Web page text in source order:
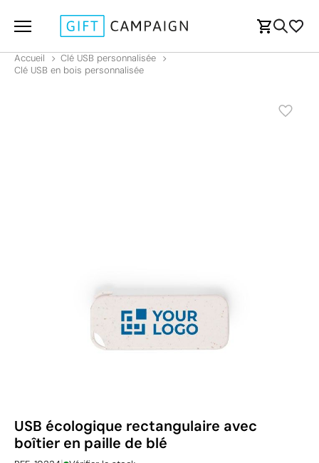
Accueil
Clé USB personnalisée
Clé USB en bois personnalisée
USB écologique rectangulaire avec
boîtier en paille de blé